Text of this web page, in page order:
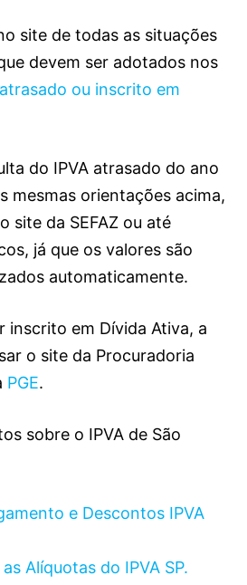
site de todas as situações
devem ser adotados nos
atrasado ou inscrito em
do IPVA atrasado do ano
mesmas orientações acima,
site da SEFAZ ou até
já que os valores são
automaticamente.
inscrito em Dívida Ativa, a
o site da Procuradoria
PGE.
sobre o IPVA de São
e Descontos IPVA
Alíquotas do IPVA SP.